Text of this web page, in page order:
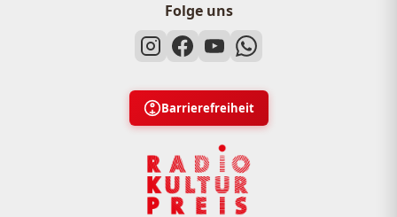
Folge uns
Barrierefreiheit